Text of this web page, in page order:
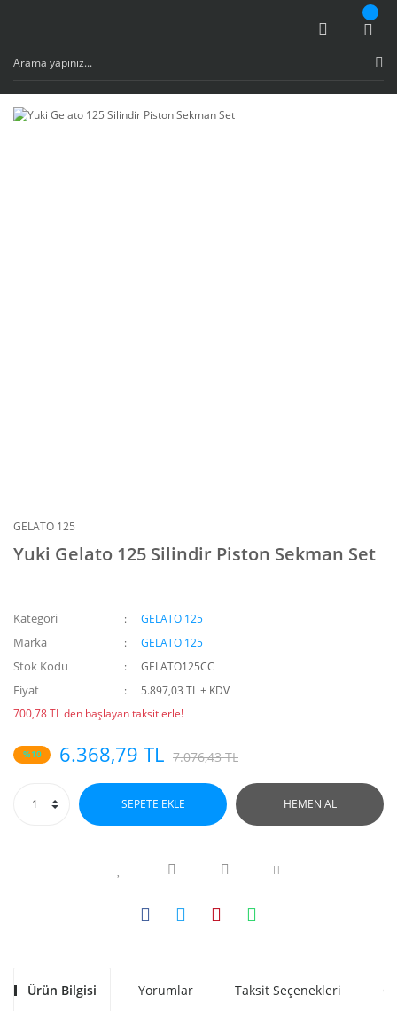
GELATO 125
Yuki Gelato 125 Silindir Piston Sekman Set
Kategori GELATO 125
Marka GELATO 125
Stok Kodu GELATO125CC
Fiyat
5.897,03 TL + KDV
700,78 TL den başlayan taksitlerle!
%10 6.368,79 TL 7.076,43 TL
SEPETE EKLE HEMEN AL
Ürün Bilgisi Yorumlar Taksit Seçenekleri